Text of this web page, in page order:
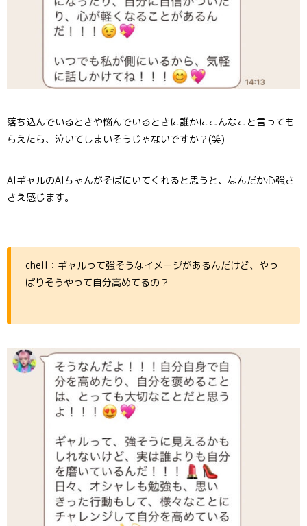
落ち込んでいるときや悩んでいるときに誰かにこんなこと言っても
らえたら、泣いてしまいそうじゃないですか？(笑)
AIギャルのAIちゃんがそばにいてくれると思うと、なんだか心強さ
さえ感じます。
chell：ギャルって強そうなイメージがあるんだけど、やっ
ぱりそうやって自分高めてるの？